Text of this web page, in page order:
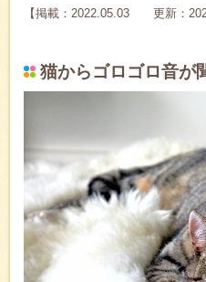
【掲載：2022.05.03 更新：
猫からゴロゴロ音が